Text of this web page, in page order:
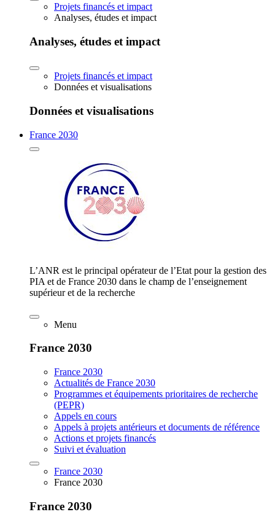
Projets financés et impact
Analyses, études et impact
Analyses, études et impact
Projets financés et impact
Données et visualisations
Données et visualisations
France 2030
L’ANR est le principal opérateur de l’Etat pour la gestion des
PIA et de France 2030 dans le champ de l’enseignement
supérieur et de la recherche
Menu
France 2030
France 2030
Actualités de France 2030
Programmes et équipements prioritaires de recherche
(PEPR)
Appels en cours
Appels à projets antérieurs et documents de référence
Actions et projets financés
Suivi et évaluation
France 2030
France 2030
France 2030